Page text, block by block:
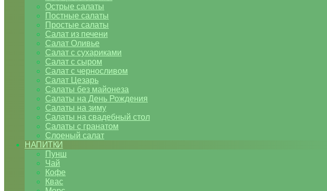
Острые салаты
Постные салаты
Простые салаты
Салат из печени
Салат Оливье
Салат с сухариками
Салат с сыром
Салат с черносливом
Салат Цезарь
Салаты без майонеза
Салаты на День Рождения
Салаты на зиму
Салаты на свадебный стол
Салаты с гранатом
Слоеный салат
НАПИТКИ
Пунш
Чай
Кофе
Квас